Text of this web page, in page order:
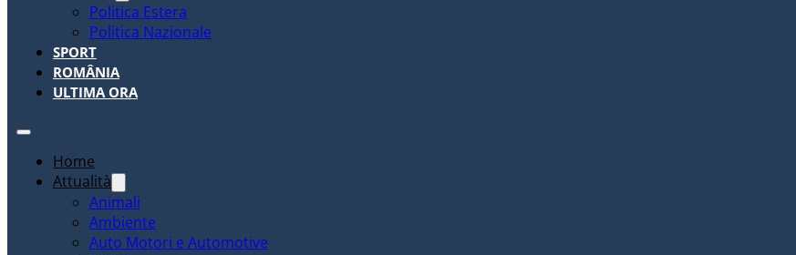
Politica Estera
Politica Nazionale
SPORT
ROMÂNIA
ULTIMA ORA
Home
Attualità
Animali
Ambiente
Auto Motori e Automotive